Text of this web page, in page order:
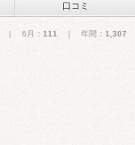
口コミ
| 6月： 111 | 年間： 1,307